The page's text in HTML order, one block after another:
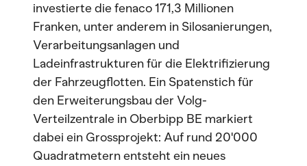
investierte die fenaco 171,3 Millionen
Franken, unter anderem in Silosanierungen,
Verarbeitungsanlagen und
Ladeinfrastrukturen für die Elektrifizierung
der Fahrzeugflotten. Ein Spatenstich für
den Erweiterungsbau der Volg-
Verteilzentrale in Oberbipp BE markiert
dabei ein Grossprojekt: Auf rund 20'000
Quadratmetern entsteht ein neues